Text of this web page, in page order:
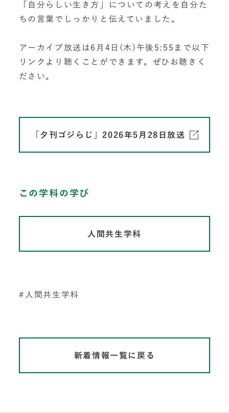
「自分らしい生き方」についての考えを自分た
ちの言葉でしっかりと伝えていました。
アーカイブ放送は6月4日(木)午後5:55まで以下
リンクより聴くことができます。ぜひお聴きく
ださい。
「夕刊ゴジらじ」2026年5月28日放送
この学科の学び
人間共生学科
人間共生学科
新着情報一覧に戻る